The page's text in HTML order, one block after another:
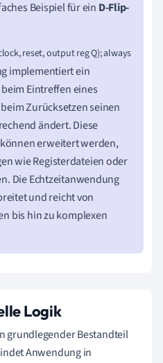
Beispiel für ein D-Flip-
reset, output reg Q); always
implementiert ein
Eintreffen eines
Zurücksetzen seinen
ändert. Diese
erweitert werden,
wie Registerdateien oder
Die Echtzeitanwendung
und reicht von
bis hin zu komplexen
Logik
grundlegender Bestandteil
Anwendung in